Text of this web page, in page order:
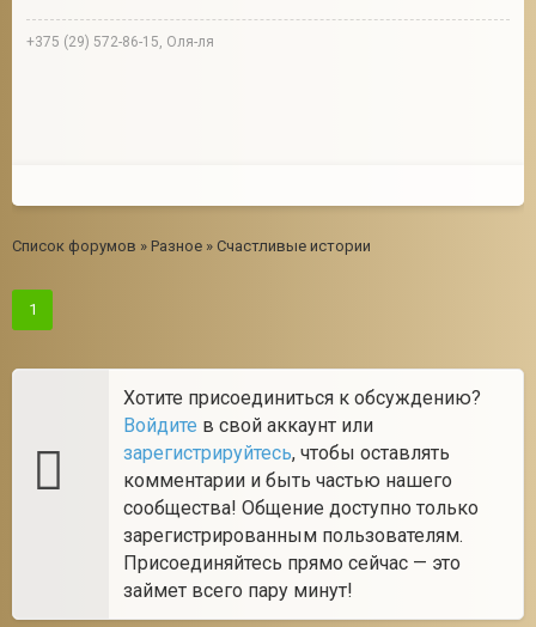
+375 (29) 572-86-15, Оля-ля
Список форумов » Разное » Счастливые истории
1
Хотите присоединиться к обсуждению?
Войдите в свой аккаунт или
зарегистрируйтесь, чтобы оставлять
комментарии и быть частью нашего
сообщества! Общение доступно только
зарегистрированным пользователям.
Присоединяйтесь прямо сейчас — это
займет всего пару минут!